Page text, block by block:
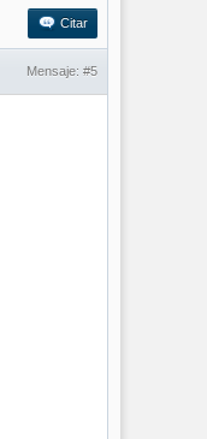
Citar
Mensaje: #5